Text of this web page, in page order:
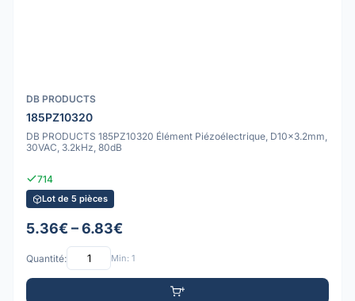
DB PRODUCTS
185PZ10320
DB PRODUCTS 185PZ10320 Élément Piézoélectrique, D10x3.2mm,
30VAC, 3.2kHz, 80dB
714
Lot de 5 pièces
5.36€ – 6.83€
Quantité: Min: 1